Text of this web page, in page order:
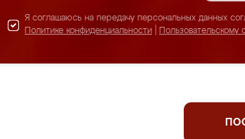
Я соглашаюсь на передачу персональных данных
Политике конфиденциальности
Пользовательскому